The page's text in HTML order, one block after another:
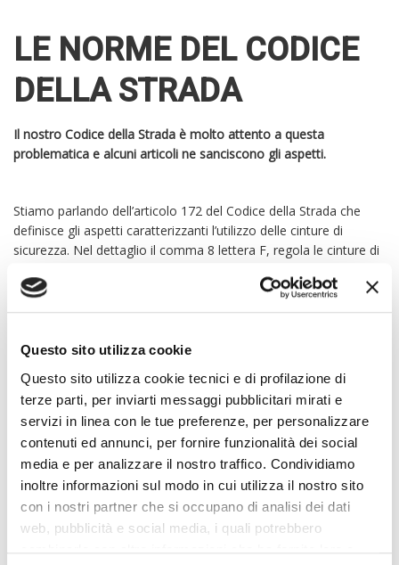
Questo sito utilizza cookie
Questo sito utilizza cookie tecnici e di profilazione di
terze parti, per inviarti messaggi pubblicitari mirati e
servizi in linea con le tue preferenze, per personalizzare
contenuti ed annunci, per fornire funzionalità dei social
media e per analizzare il nostro traffico. Condividiamo
inoltre informazioni sul modo in cui utilizza il nostro sito
con i nostri partner che si occupano di analisi dei dati
web, pubblicità e social media, i quali potrebbero
LE NORME DEL CODICE
DELLA STRADA
Il nostro Codice della Strada è molto attento a questa
problematica e alcuni articoli ne sanciscono gli aspetti.
Stiamo parlando dell’articolo 172 del Codice della Strada che
definisce gli aspetti caratterizzanti l’utilizzo delle cinture di
sicurezza. Nel dettaglio il comma 8 lettera F, regola le cinture di
«Sono esentati dall’obbligo di uso
delle cinture di sicurezza le persone
che risultino, sulla base di
certificazione rilasciata dalla unità
sanitaria locale o dalle competenti
autorità di altro Stato membro delle
Comunità europee, affette da
patologie particolari o che